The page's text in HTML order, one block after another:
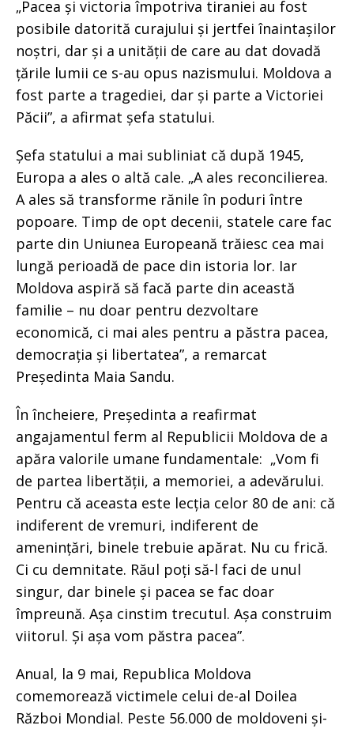
„Pacea și victoria împotriva tiraniei au fost
posibile datorită curajului și jertfei înaintașilor
noștri, dar și a unității de care au dat dovadă
țările lumii ce s-au opus nazismului. Moldova a
fost parte a tragediei, dar și parte a Victoriei
Păcii”, a afirmat șefa statului.
Șefa statului a mai subliniat că după 1945,
Europa a ales o altă cale. „A ales reconcilierea.
A ales să transforme rănile în poduri între
popoare. Timp de opt decenii, statele care fac
parte din Uniunea Europeană trăiesc cea mai
lungă perioadă de pace din istoria lor. Iar
Moldova aspiră să facă parte din această
familie – nu doar pentru dezvoltare
economică, ci mai ales pentru a păstra pacea,
democrația și libertatea”, a remarcat
Președinta Maia Sandu.
În încheiere, Președinta a reafirmat
angajamentul ferm al Republicii Moldova de a
apăra valorile umane fundamentale: „Vom fi
de partea libertății, a memoriei, a adevărului.
Pentru că aceasta este lecția celor 80 de ani: că
indiferent de vremuri, indiferent de
amenințări, binele trebuie apărat. Nu cu frică.
Ci cu demnitate. Răul poți să-l faci de unul
singur, dar binele și pacea se fac doar
împreună. Așa cinstim trecutul. Așa construim
viitorul. Și așa vom păstra pacea”.
Anual, la 9 mai, Republica Moldova
comemorează victimele celui de-al Doilea
Război Mondial. Peste 56.000 de moldoveni și-